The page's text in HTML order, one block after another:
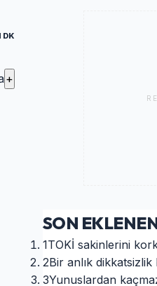
DK
+
SON
1TOKİ sakinlerini
2Bir anlık
3Yunuslardan